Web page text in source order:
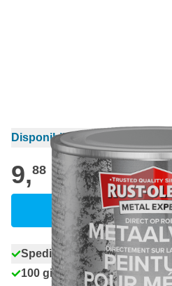
Disponibile a breve
9,88 € incl. IVA
Tienimi
Spedizione gratuitada 150,-
100 giorni
per resi & cambi